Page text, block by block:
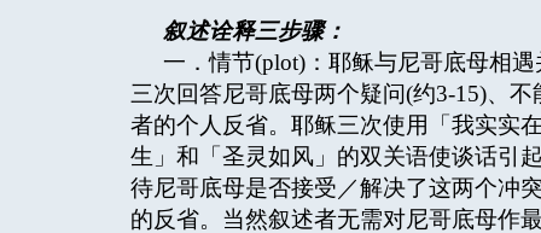
叙述诠释三步骤：
一．情节(plot)：耶稣与尼哥底母相
三次回答尼哥底母两个疑问(约3-15)、
者的个人反省。耶稣三次使用「我实实
生」和「圣灵如风」的双关语使谈话引
待尼哥底母是否接受／解决了这两个冲
的反省。当然叙述者无需对尼哥底母作